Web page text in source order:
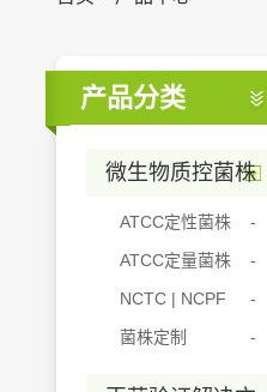
产品分类
微生物质控菌株
ATCC定性菌株
ATCC定量菌株
NCTC | NCPF
菌株定制